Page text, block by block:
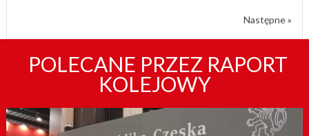
Następne »
POLECANE PRZEZ RAPORT
KOLEJOWY